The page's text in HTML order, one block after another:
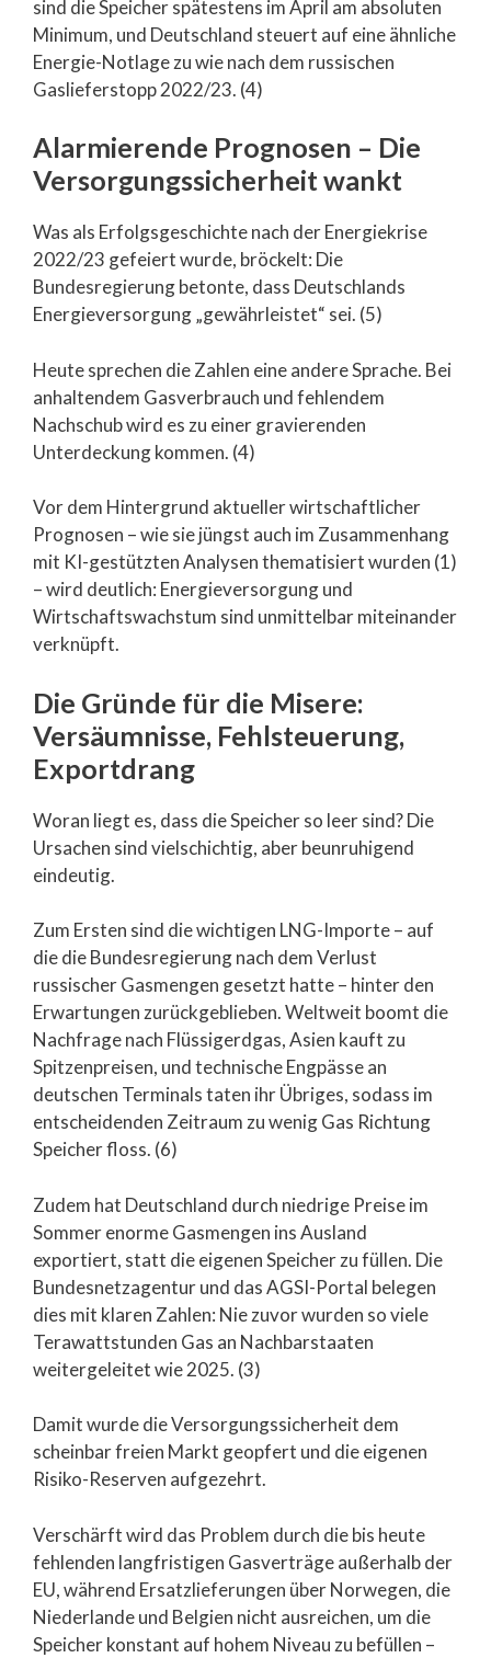
sind die Speicher spätestens im April am absoluten
Minimum, und Deutschland steuert auf eine ähnliche
Energie-Notlage zu wie nach dem russischen
Gaslieferstopp 2022/23. (4)
Alarmierende Prognosen – Die
Versorgungssicherheit wankt
Was als Erfolgsgeschichte nach der Energiekrise
2022/23 gefeiert wurde, bröckelt: Die
Bundesregierung betonte, dass Deutschlands
Energieversorgung „gewährleistet“ sei. (5)
Heute sprechen die Zahlen eine andere Sprache. Bei
anhaltendem Gasverbrauch und fehlendem
Nachschub wird es zu einer gravierenden
Unterdeckung kommen. (4)
Vor dem Hintergrund aktueller wirtschaftlicher
Prognosen – wie sie jüngst auch im Zusammenhang
mit KI-gestützten Analysen thematisiert wurden (1)
– wird deutlich: Energieversorgung und
Wirtschaftswachstum sind unmittelbar miteinander
verknüpft.
Die Gründe für die Misere:
Versäumnisse, Fehlsteuerung,
Exportdrang
Woran liegt es, dass die Speicher so leer sind? Die
Ursachen sind vielschichtig, aber beunruhigend
eindeutig.
Zum Ersten sind die wichtigen LNG-Importe – auf
die die Bundesregierung nach dem Verlust
russischer Gasmengen gesetzt hatte – hinter den
Erwartungen zurückgeblieben. Weltweit boomt die
Nachfrage nach Flüssigerdgas, Asien kauft zu
Spitzenpreisen, und technische Engpässe an
deutschen Terminals taten ihr Übriges, sodass im
entscheidenden Zeitraum zu wenig Gas Richtung
Speicher floss. (6)
Zudem hat Deutschland durch niedrige Preise im
Sommer enorme Gasmengen ins Ausland
exportiert, statt die eigenen Speicher zu füllen. Die
Bundesnetzagentur und das AGSI-Portal belegen
dies mit klaren Zahlen: Nie zuvor wurden so viele
Terawattstunden Gas an Nachbarstaaten
weitergeleitet wie 2025. (3)
Damit wurde die Versorgungssicherheit dem
scheinbar freien Markt geopfert und die eigenen
Risiko-Reserven aufgezehrt.
Verschärft wird das Problem durch die bis heute
fehlenden langfristigen Gasverträge außerhalb der
EU, während Ersatzlieferungen über Norwegen, die
Niederlande und Belgien nicht ausreichen, um die
Speicher konstant auf hohem Niveau zu befüllen –